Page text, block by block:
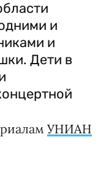
и
и
Дети в
УНИАН